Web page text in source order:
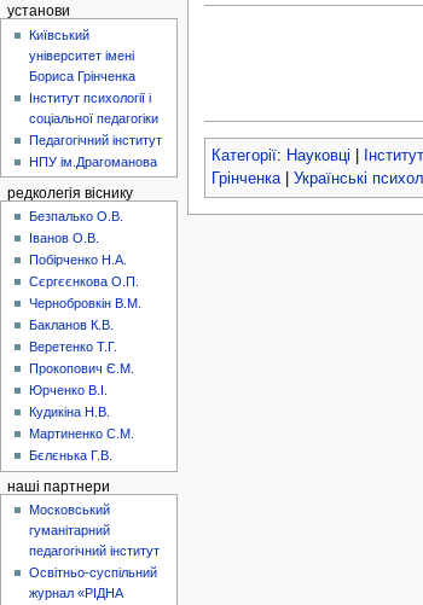
Категорії: Науковці
Грінченка| Українські
установи
Київський
університет імені
Бориса Грінченка
Інститут психології і
соціальної педагогіки
Педагогічний інститут
НПУ ім.Драгоманова
редколегія віснику
Безпалько О.В.
Іванов О.В.
Побірченко Н.А.
Сєргєєнкова О.П.
Чернобровкін В.М.
Бакланов К.В.
Веретенко Т.Г.
Прокопович Є.М.
Юрченко В.І.
Кудикіна Н.В.
Мартиненко С.М.
Бєлєнька Г.В.
наші партнери
Московський
гуманітарний
педагогічний інститут
Освітньо-суспільний
журнал «РІДНА